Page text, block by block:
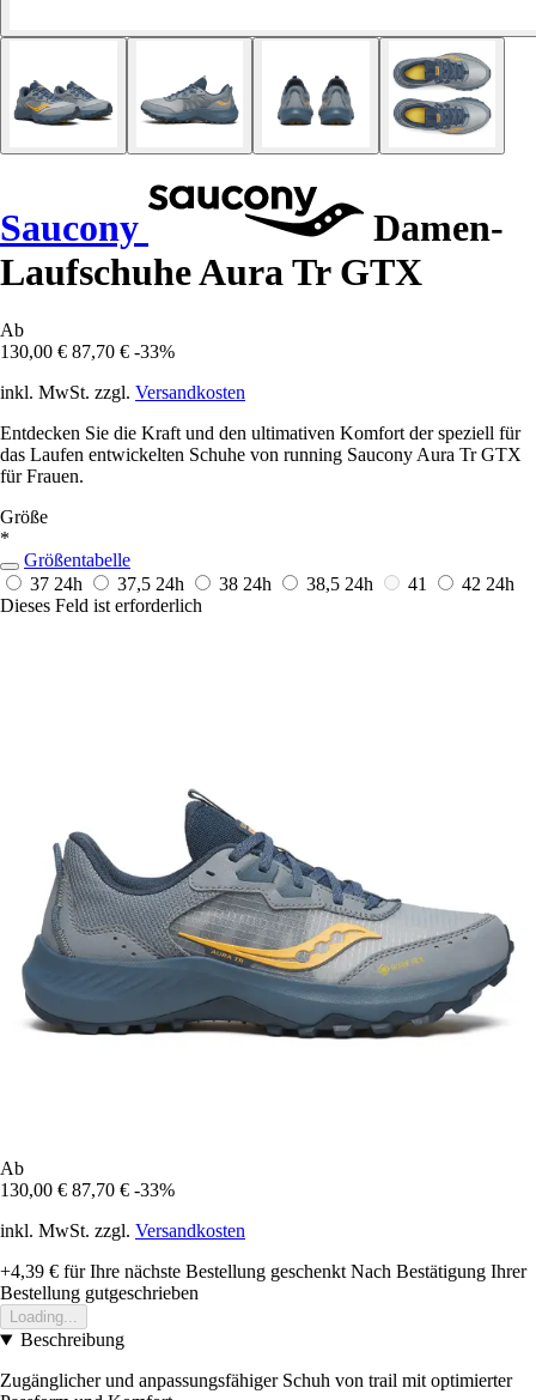
Saucony
Damen-
Laufschuhe Aura Tr GTX
Ab
130,00 € 87,70 € -33%
inkl. MwSt. zzgl. Versandkosten
Entdecken Sie die Kraft und den ultimativen Komfort der speziell für
das Laufen entwickelten Schuhe von running Saucony Aura Tr GTX
für Frauen.
Größe
*
Größentabelle
37 24h 37,5 24h 38 24h 38,5 24h 41 42 24h
Dieses Feld ist erforderlich
Ab
130,00 € 87,70 € -33%
inkl. MwSt. zzgl. Versandkosten
+4,39 € für Ihre nächste Bestellung geschenkt Nach Bestätigung Ihrer
Bestellung gutgeschrieben
Loading...
Beschreibung
Zugänglicher und anpassungsfähiger Schuh von trail mit optimierter